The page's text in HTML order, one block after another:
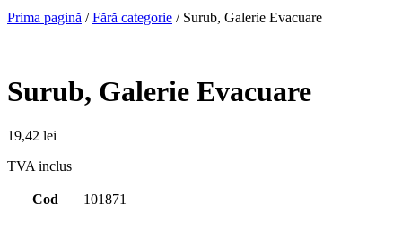
Prima pagină /Fără categorie / Surub, Galerie Evacuare
Surub, Galerie Evacuare
19,42 lei
TVA inclus
Cod 101871